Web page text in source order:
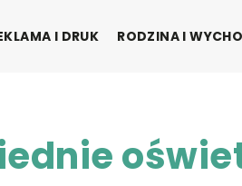
I DRUK RODZINA I